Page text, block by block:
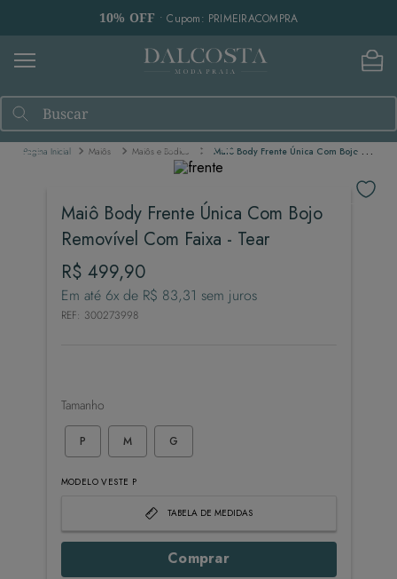
10% OFF • Cupom: PRIMEIRACOMPRA
Buscar
Maiôs Maiôs e Bodies Maiô Body Frente Única Com Bojo Removível Com Faixa - Tear
Maiô Body Frente Única Com Bojo
Removível Com Faixa - Tear
R$ 499,90
Em até 6x de R$ 83,31 sem juros
REF: 300273998
Tamanho
P M G
MODELO VESTE P
TABELA DE MEDIDAS
Comprar